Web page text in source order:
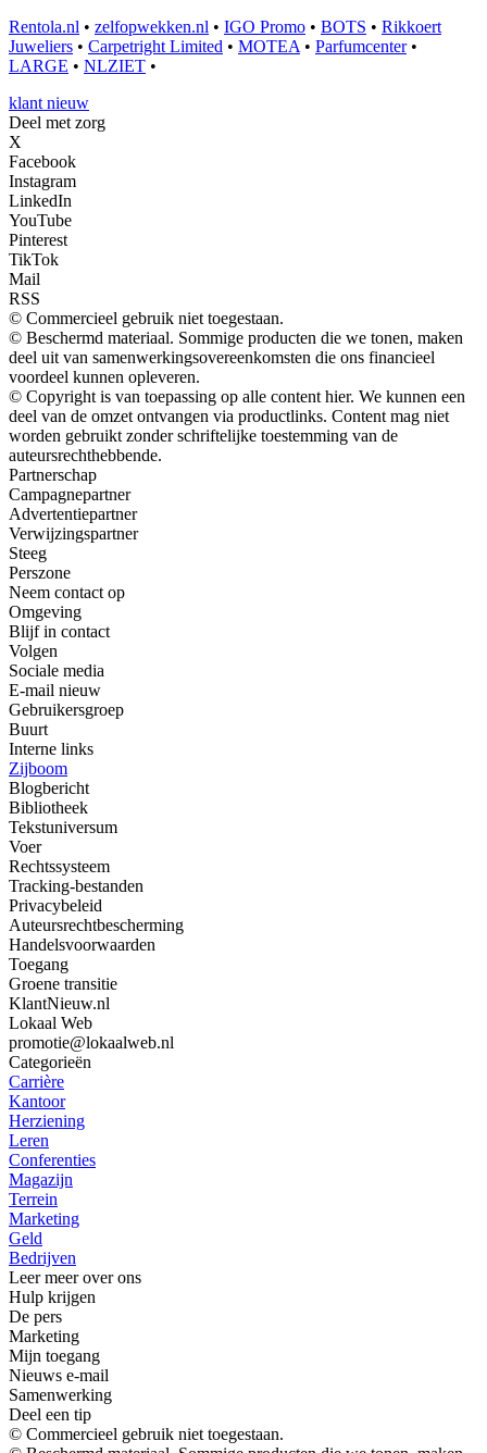
Rentola.nl • zelfopwekken.nl • IGO Promo • BOTS • Rikkoert
Juweliers • Carpetright Limited • MOTEA • Parfumcenter•
LARGE • NLZIET •
klant nieuw
Deel met zorg
X
Facebook
Instagram
LinkedIn
YouTube
Pinterest
TikTok
Mail
RSS
© Commercieel gebruik niet toegestaan.
© Beschermd materiaal. Sommige producten die we tonen, maken
deel uit van samenwerkingsovereenkomsten die ons financieel
voordeel kunnen opleveren.
© Copyright is van toepassing op alle content hier. We kunnen een
deel van de omzet ontvangen via productlinks. Content mag niet
worden gebruikt zonder schriftelijke toestemming van de
auteursrechthebbende.
Partnerschap
Campagnepartner
Advertentiepartner
Verwijzingspartner
Steeg
Perszone
Neem contact op
Omgeving
Blijf in contact
Volgen
Sociale media
E-mail nieuw
Gebruikersgroep
Buurt
Interne links
Zijboom
Blogbericht
Bibliotheek
Tekstuniversum
Voer
Rechtssysteem
Tracking-bestanden
Privacybeleid
Auteursrechtbescherming
Handelsvoorwaarden
Toegang
Groene transitie
KlantNieuw.nl
Lokaal Web
promotie@lokaalweb.nl
Categorieën
Carrière
Kantoor
Herziening
Leren
Conferenties
Magazijn
Terrein
Marketing
Geld
Bedrijven
Leer meer over ons
Hulp krijgen
De pers
Marketing
Mijn toegang
Nieuws e-mail
Samenwerking
Deel een tip
© Commercieel gebruik niet toegestaan.